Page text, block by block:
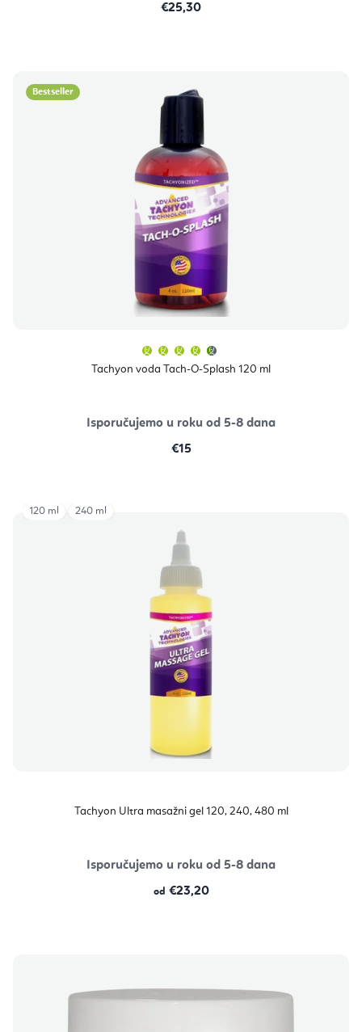
€25,30
Bestseller
Tachyon voda Tach-O-Splash 120 ml
proizvoda
je
zvjezdica.
Isporučujemo u roku od 5-8 dana
€15
Tachyon Ultra masažni gel 120, 240, 480 ml
Isporučujemo u roku od 5-8 dana
od €23,20
120 ml 240 ml